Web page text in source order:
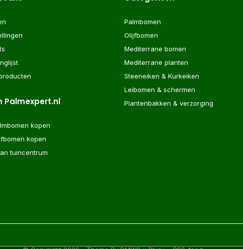
Palmexpert.nl
kopen
kopen
tuincentrum
Palmbomen
Olijfbomen
Mediterrane bomen
Mediterrane planten
Steeneiken & Kurkeiken
Leibomen & schermen
Plantenbakken & verzorging